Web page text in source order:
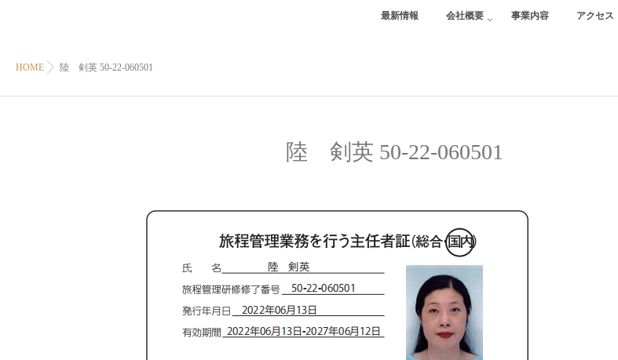
最新情報 会社概要 事業内容 アクセス
HOME 陸 剣英 50-22-060501
陸 剣英 50-22-060501